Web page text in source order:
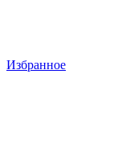
Избранное